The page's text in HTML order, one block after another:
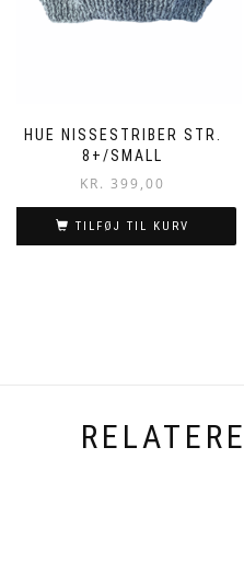
HUE NISSESTRIBER STR.
8+/SMALL
KR. 399,00
TILFØJ TIL KURV